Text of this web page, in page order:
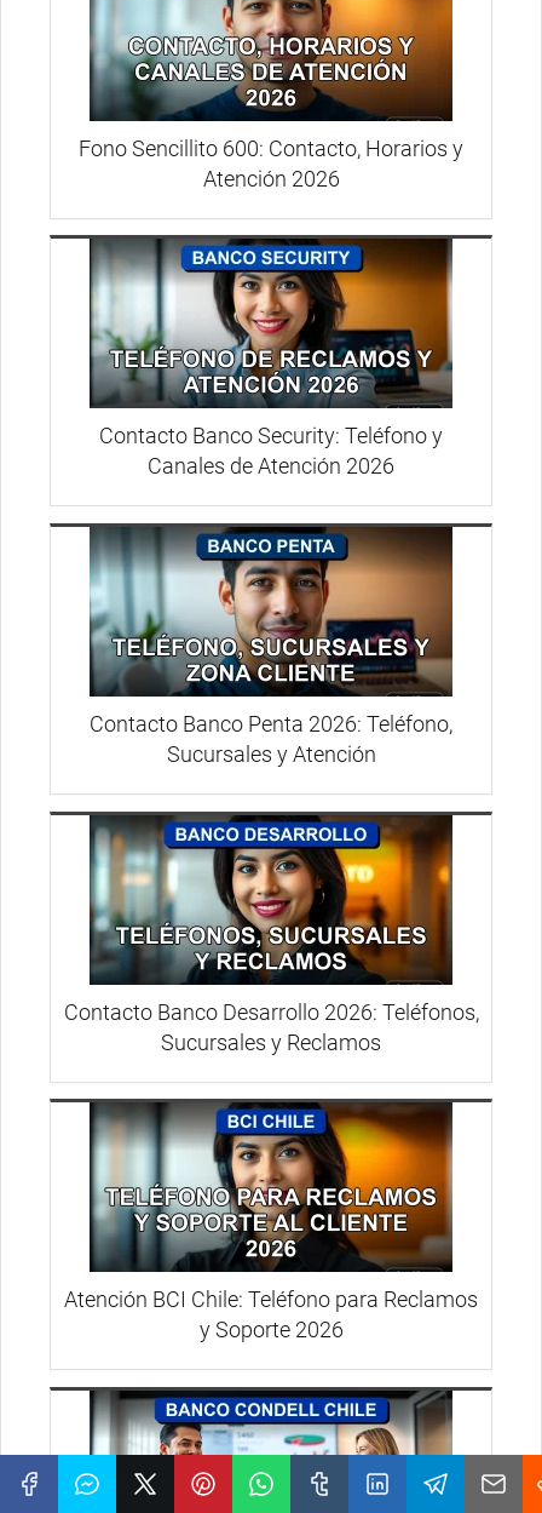
Fono Sencillito 600: Contacto, Horarios y
Atención 2026
Contacto Banco Security: Teléfono y
Canales de Atención 2026
Contacto Banco Penta 2026: Teléfono,
Sucursales y Atención
Contacto Banco Desarrollo 2026: Teléfonos,
Sucursales y Reclamos
Atención BCI Chile: Teléfono para Reclamos
y Soporte 2026